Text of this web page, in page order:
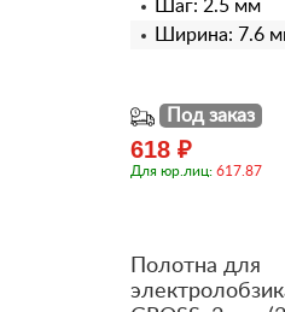
Шаг: 2.5 мм
Ширина: 7.6
Под заказ
618 ₽
Для юр.лиц: 617.87
Полотна для